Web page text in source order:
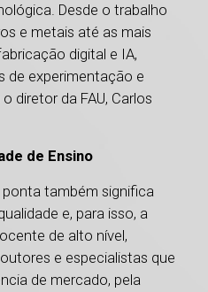
Desde o trabalho
e metais até as mais
digital e IA,
de experimentação e
diretor da FAU, Carlos
de Ensino
também significa
e, para isso, a
de alto nível,
e especialistas que
de mercado, pela